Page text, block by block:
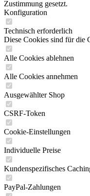
Zustimmung gesetzt.
Konfiguration
Technisch erforderlich
Diese Cookies sind für die
Alle Cookies ablehnen
Alle Cookies annehmen
Ausgewählter Shop
CSRF-Token
Cookie-Einstellungen
Individuelle Preise
Kundenspezifisches
PayPal-Zahlungen